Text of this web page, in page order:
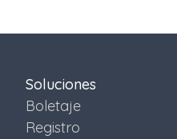
Soluciones
Boletaje
Registro